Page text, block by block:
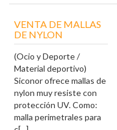
VENTA DE MALLAS
DE NYLON
(Ocio y Deporte /
Material deportivo)
Siconor ofrece mallas de
nylon muy resiste con
protección UV. Como:
malla perimetrales para